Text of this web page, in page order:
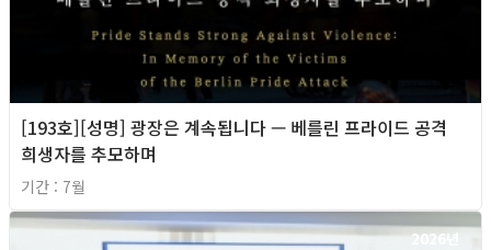
[193호][성명] 광장은 계속됩니다 — 베를린 프라이드 공격
희생자를 추모하며
기간 : 7월
2026년